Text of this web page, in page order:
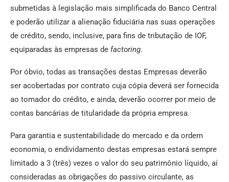
submetidas à legislação mais simplificada do Banco Central
e poderão utilizar a alienação fiduciária nas suas operações
de crédito, sendo, inclusive, para fins de tributação de IOF,
equiparadas às empresas de factoring.
Por óbvio, todas as transações destas Empresas deverão
ser acobertadas por contrato cuja cópia deverá ser fornecida
ao tomador do crédito, e ainda, deverão ocorrer por meio de
contas bancárias de titularidade da própria empresa.
Para garantia e sustentabilidade do mercado e da ordem
economia, o endividamento destas empresas estará sempre
limitado a 3 (três) vezes o valor do seu patrimônio líquido, aí
consideradas as obrigações do passivo circulante, as